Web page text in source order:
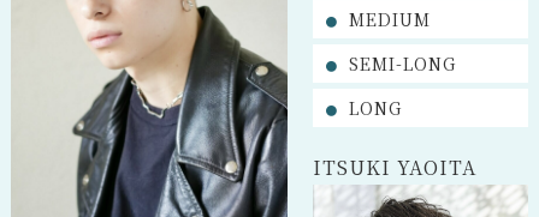
MEDIUM
SEMI-LONG
LONG
ITSUKI YAOITA